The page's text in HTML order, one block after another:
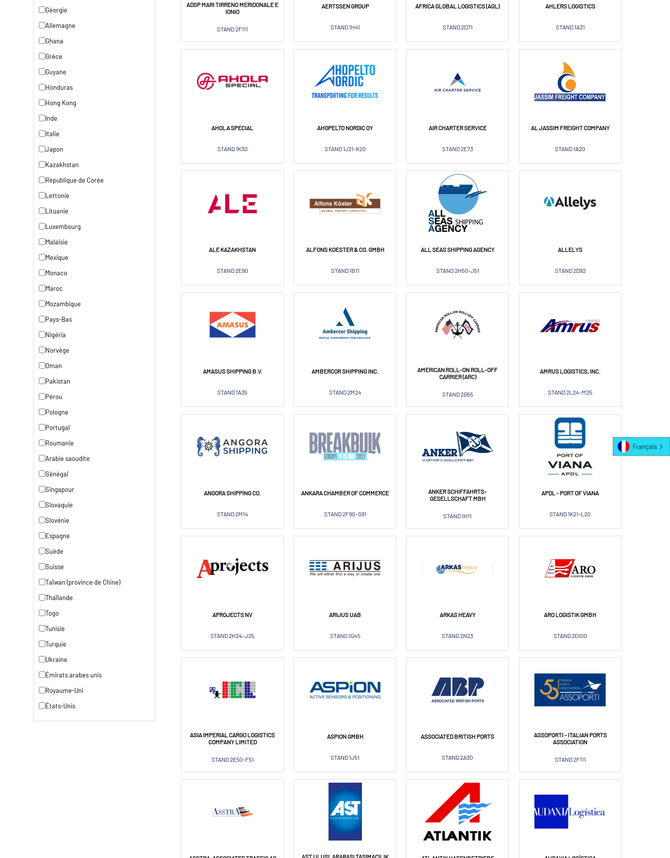
Géorgie
Allemagne
Ghana
Grèce
Guyane
Honduras
Hong Kong
Inde
Italie
Japon
Kazakhstan
République de Corée
Lettonie
Lituanie
Luxembourg
Malaisie
Mexique
Monaco
Maroc
Mozambique
Pays-Bas
Nigéria
Norvège
Oman
Pakistan
Pérou
Pologne
Portugal
Roumanie
Arabie saoudite
Sénégal
Singapour
Slovaquie
Slovénie
Espagne
Suède
Suisse
Taïwan (province de Chine)
Thaïlande
Togo
Tunisie
Turquie
Ukraine
Émirats arabes unis
Royaume-Uni
États-Unis
ADSP MARI TIRRENO MERIDONALE E
IONIO
STAND 2F111
AERTSSEN GROUP
STAND 1H41
AFRICA GLOBAL LOGISTICS (AGL)
STAND 2D71
AHLERS LOGISTICS
STAND 1A31
AHOLA SPECIAL
STAND 1K30
AHOPELTO NORDIC OY
STAND 1J21-K20
AIR CHARTER SERVICE
STAND 2E73
AL JASSIM FREIGHT COMPANY
STAND 1A20
ALE KAZAKHSTAN
STAND 2E90
ALFONS KOESTER & CO. GMBH
STAND 1B11
ALL SEAS SHIPPING AGENCY
STAND 2H50-J51
ALLELYS
STAND 2D92
AMASUS SHIPPING B.V.
STAND 1A35
AMBERCOR SHIPPING INC.
STAND 2M24
AMERICAN ROLL-ON ROLL-OFF
CARRIER (ARC)
STAND 2D55
AMRUS LOGISTICS, INC.
STAND 2L24-M25
ANGORA SHIPPING CO.
STAND 2M14
ANKARA CHAMBER OF COMMERCE
STAND 2F90-G91
ANKER SCHIFFAHRTS-
GESELLSCHAFT MBH
STAND 1H11
APDL - PORT OF VIANA
STAND 1K21-L20
APROJECTS NV
STAND 2H24-J25
ARIJUS UAB
STAND 1G45
ARKAS HEAVY
STAND 2N23
ARO LOGISTIK GMBH
STAND 2D100
ASIA IMPERIAL CARGO LOGISTICS
COMPANY LIMITED
STAND 2E50-F51
ASPION GMBH
STAND 1J51
ASSOCIATED BRITISH PORTS
STAND 2A30
ASSOPORTI - ITALIAN PORTS
ASSOCIATION
STAND 2F111
AST ULUSLARARASI TASIMACILIK
Français